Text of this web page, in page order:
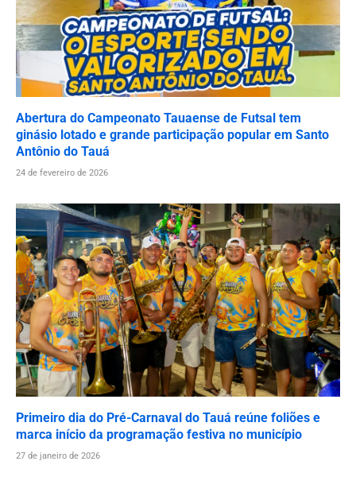
Abertura do Campeonato Tauaense de Futsal tem
ginásio lotado e grande participação popular em Santo
Antônio do Tauá
24 de fevereiro de 2026
Primeiro dia do Pré-Carnaval do Tauá reúne foliões e
marca início da programação festiva no município
27 de janeiro de 2026